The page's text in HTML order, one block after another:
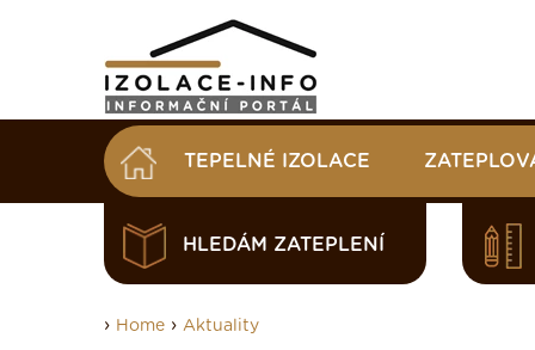
TEPELNÉ IZOLACE
HLEDÁM ZATEPLENÍ
› Home › Aktuality